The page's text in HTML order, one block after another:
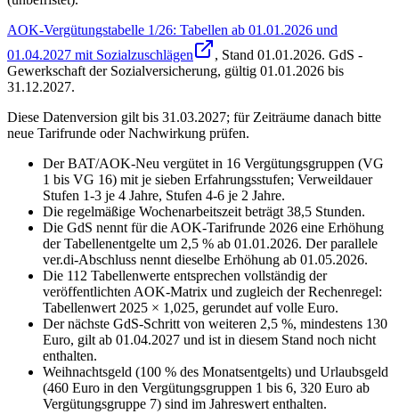
AOK-Vergütungstabelle 1/26: Tabellen ab 01.01.2026 und
01.04.2027 mit Sozialzuschlägen
, Stand 01.01.2026. GdS -
Gewerkschaft der Sozialversicherung, gültig 01.01.2026 bis
31.12.2027.
Diese Datenversion gilt bis 31.03.2027; für Zeiträume danach bitte
neue Tarifrunde oder Nachwirkung prüfen.
Der BAT/AOK-Neu vergütet in 16 Vergütungsgruppen (VG
1 bis VG 16) mit je sieben Erfahrungsstufen; Verweildauer
Stufen 1-3 je 4 Jahre, Stufen 4-6 je 2 Jahre.
Die regelmäßige Wochenarbeitszeit beträgt 38,5 Stunden.
Die GdS nennt für die AOK-Tarifrunde 2026 eine Erhöhung
der Tabellenentgelte um 2,5 % ab 01.01.2026. Der parallele
ver.di-Abschluss nennt dieselbe Erhöhung ab 01.05.2026.
Die 112 Tabellenwerte entsprechen vollständig der
veröffentlichten AOK-Matrix und zugleich der Rechenregel:
Tabellenwert 2025 × 1,025, gerundet auf volle Euro.
Der nächste GdS-Schritt von weiteren 2,5 %, mindestens 130
Euro, gilt ab 01.04.2027 und ist in diesem Stand noch nicht
enthalten.
Weihnachtsgeld (100 % des Monatsentgelts) und Urlaubsgeld
(460 Euro in den Vergütungsgruppen 1 bis 6, 320 Euro ab
Vergütungsgruppe 7) sind im Jahreswert enthalten.